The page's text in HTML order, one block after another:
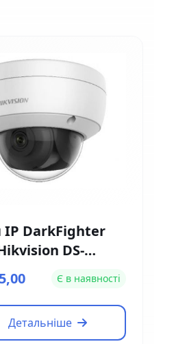
DarkFighter
DS-
IS (2.8мм)
Є в наявності
Детальніше